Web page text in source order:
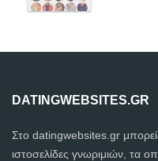
DATINGWEBSITES.GR
Στο datingwebsites.gr
ιστοσελίδες γνωριμιών, τα